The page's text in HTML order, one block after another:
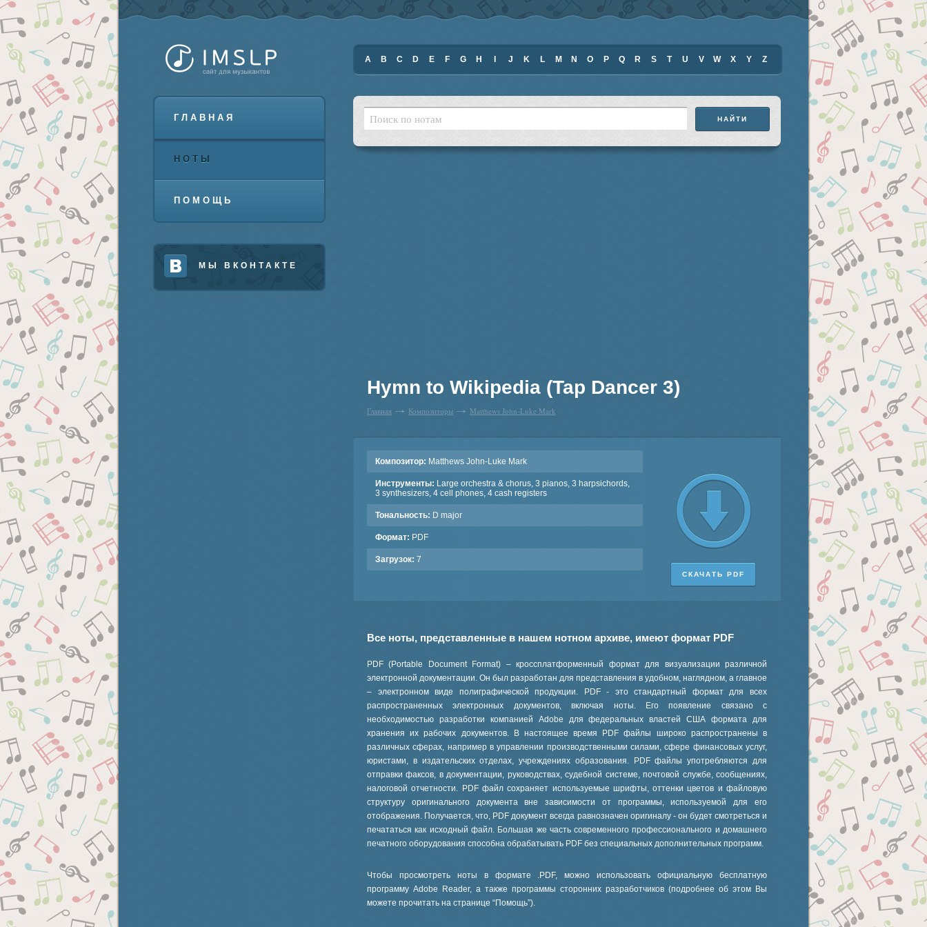
ГЛАВНАЯ
НОТЫ
ПОМОЩЬ
МЫ ВКОНТАКТЕ
A B C D E F G H J K L M N O P Q R S T U V W X Y Z
Hymn to Wikipedia (Tap Dancer 3)
Главная Композиторы Matthews John-Luke Mark
Композитор: Matthews John-Luke Mark
Инструменты: Large orchestra & chorus, 3 pianos, 3 harpsichords,
3 synthesizers, 4 cell phones, 4 cash registers
Тональность: D major
Формат: PDF
Загрузок: 7
СКАЧАТЬ PDF
Все ноты, представленные в нашем нотном архиве, имеют формат PDF
PDF (Portable Document Format) – кроссплатформенный формат для визуализации различной
электронной документации. Он был разработан для представления в удобном, наглядном, а главное
– электронном виде полиграфической продукции. PDF - это стандартный формат для всех
распространенных электронных документов, включая ноты. Его появление связано с
необходимостью разработки компанией Adobe для федеральных властей США формата для
хранения их рабочих документов. В настоящее время PDF файлы широко распространены в
различных сферах, например в управлении производственными силами, сфере финансовых услуг,
юристами, в издательских отделах, учреждениях образования. PDF файлы употребляются для
отправки факсов, в документации, руководствах, судебной системе, почтовой службе, сообщениях,
налоговой отчетности. PDF файл сохраняет используемые шрифты, оттенки цветов и файловую
структуру оригинального документа вне зависимости от программы, используемой для его
отображения. Получается, что, PDF документ всегда равнозначен оригиналу - он будет смотреться и
печататься как исходный файл. Большая же часть современного профессионального и домашнего
печатного оборудования способна обрабатывать PDF без специальных дополнительных программ.
Чтобы просмотреть ноты в формате .PDF, можно использовать официальную бесплатную
программу Adobe Reader, а также программы сторонних разработчиков (подробнее об этом Вы
можете прочитать на странице “Помощь”).